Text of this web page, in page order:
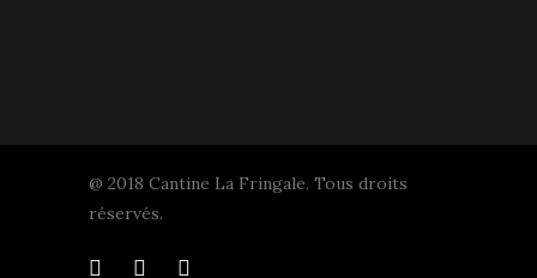
@ 2018 Cantine La Fringale. Tous droits
réservés.